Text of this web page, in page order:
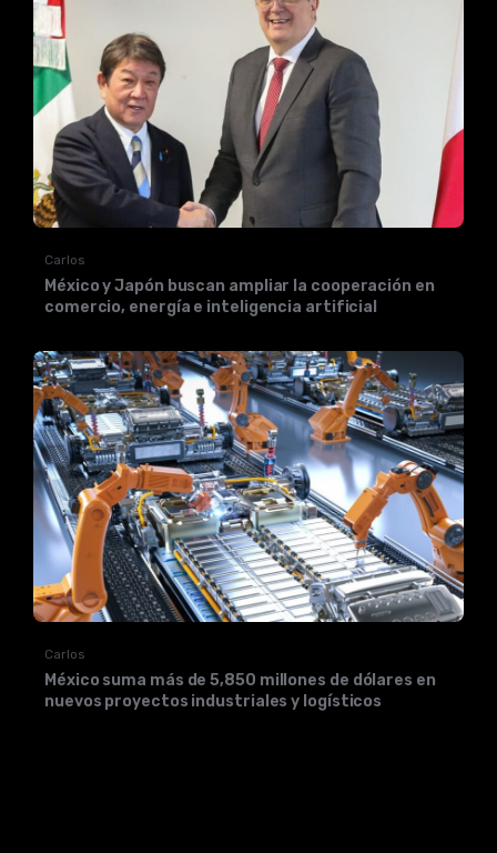
Carlos
México y Japón buscan ampliar la cooperación en
comercio, energía e inteligencia artificial
Carlos
México suma más de 5,850 millones de dólares en
nuevos proyectos industriales y logísticos